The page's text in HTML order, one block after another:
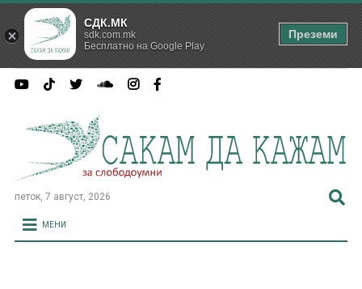
петок, 7 август, 2026
МЕНИ
СДК.МК
sdk.com.mk
Бесплатно на Google Play
Преземи